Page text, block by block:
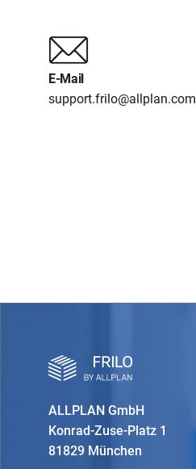
E-Mail
support.frilo@allplan.com
ALLPLAN GmbH
Konrad-Zuse-Platz 1
81829 München